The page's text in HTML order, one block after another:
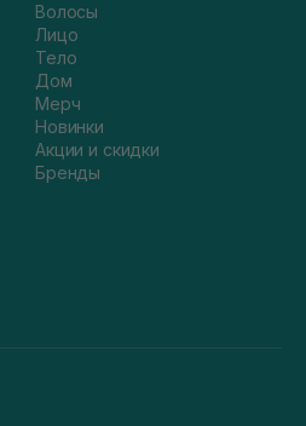
Волосы
Лицо
Тело
Дом
Мерч
Новинки
Акции и скидки
Бренды